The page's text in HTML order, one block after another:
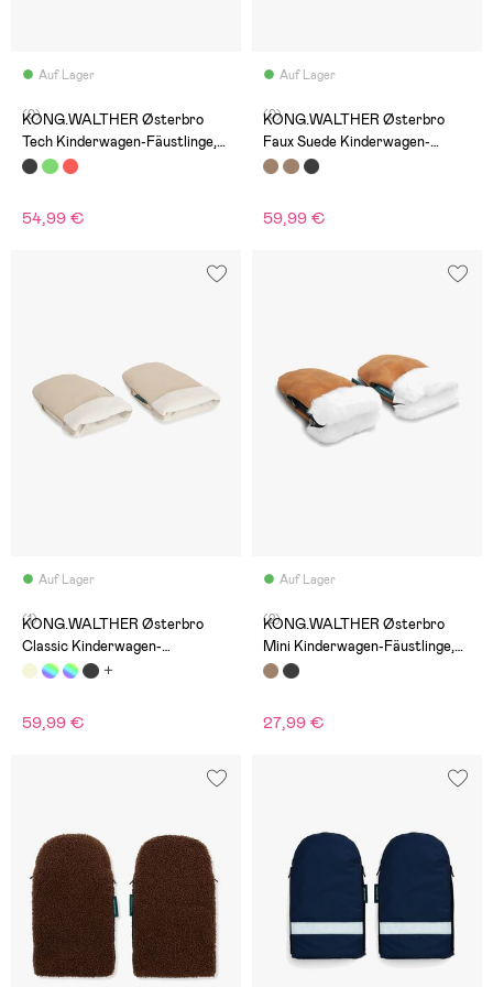
Auf Lager
(0)
KONG.WALTHER Østerbro
Tech Kinderwagen-Fäustlinge,
Schwarz
54,99 €
Auf Lager
(0)
KONG.WALTHER Østerbro
Faux Suede Kinderwagen-
Fäustlinge, Chocolate Brown
59,99 €
Auf Lager
(1)
KONG.WALTHER Østerbro
Classic Kinderwagen-
Fäustlinge, Creme
59,99 €
Auf Lager
(2)
KONG.WALTHER Østerbro
Mini Kinderwagen-Fäustlinge,
Brown
27,99 €